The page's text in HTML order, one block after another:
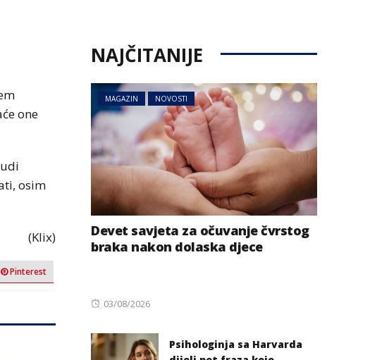
one
osim
(Klix)
Pinterest
NAJČITANIJE
MAGAZIN NOVOSTI
Devet savjeta za očuvanje čvrstog
braka nakon dolaska djece
Posted
03/08/2026
Psihologinja sa Harvarda